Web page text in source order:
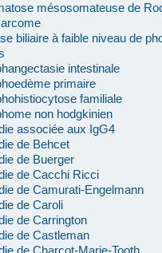
mésosomateuse de
biliaire à faible niveau de
intestinale
primaire
familiale
non hodgkinien
associée aux IgG4
de Behcet
de Buerger
de Cacchi Ricci
de Camurati-Engelmann
de Caroli
de Carrington
de Castleman
de Charcot-Marie-Tooth